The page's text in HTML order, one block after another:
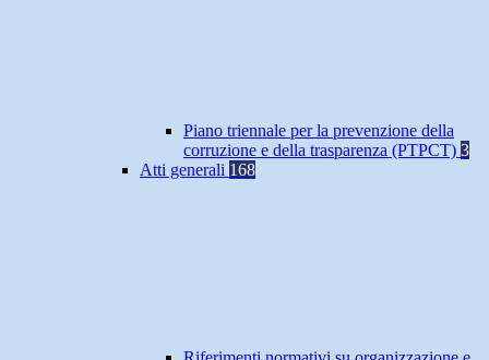
Piano triennale per la prevenzione della
corruzione e della trasparenza (PTPCT) 3
Atti generali 168